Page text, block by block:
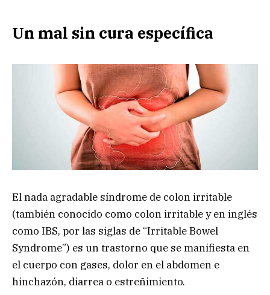
Un mal sin cura específica
El nada agradable síndrome de colon irritable
(también conocido como colon irritable y en inglés
como IBS, por las siglas de “Irritable Bowel
Syndrome”) es un trastorno que se manifiesta en
el cuerpo con gases, dolor en el abdomen e
hinchazón, diarrea o estreñimiento.